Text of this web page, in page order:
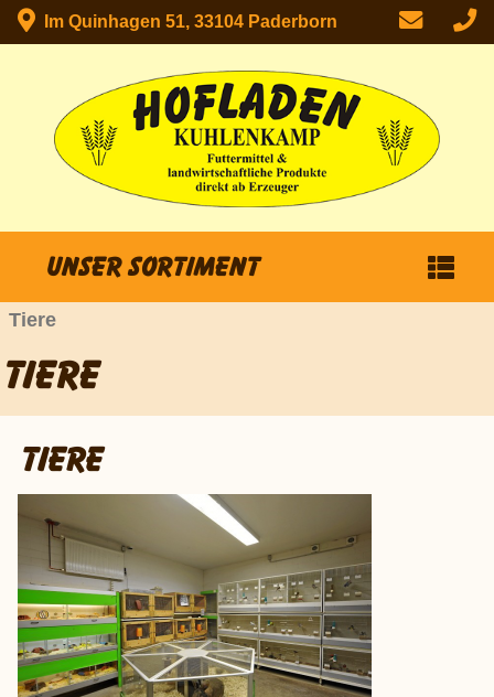
Im Quinhagen 51, 33104 Paderborn
Unser Sortiment
Tiere
TIERE
TIERE